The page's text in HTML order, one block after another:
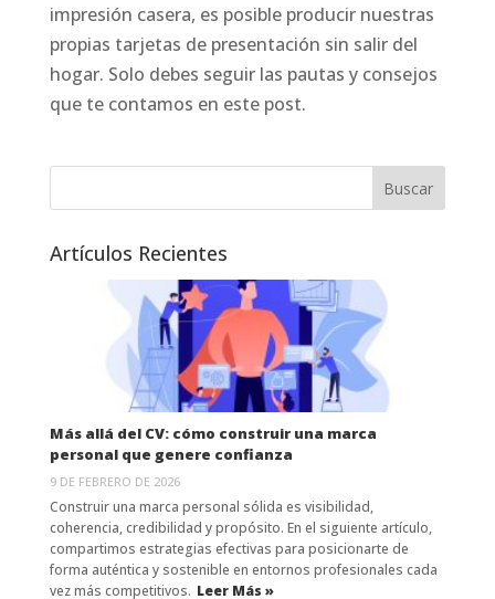
impresión casera, es posible producir nuestras
propias tarjetas de presentación sin salir del
hogar. Solo debes seguir las pautas y consejos
que te contamos en este post.
Artículos Recientes
Más allá del CV: cómo construir una marca
personal que genere confianza
9 DE FEBRERO DE 2026
Construir una marca personal sólida es visibilidad,
coherencia, credibilidad y propósito. En el siguiente artículo,
compartimos estrategias efectivas para posicionarte de
forma auténtica y sostenible en entornos profesionales cada
vez más competitivos. Leer Más »